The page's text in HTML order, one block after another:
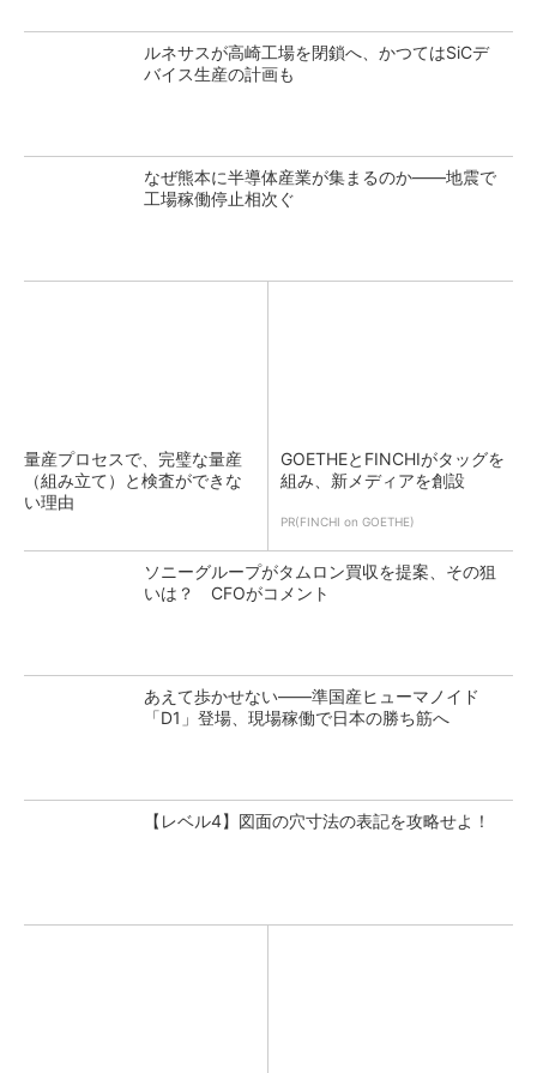
ルネサスが高崎工場を閉鎖へ、かつてはSiCデ
バイス生産の計画も
なぜ熊本に半導体産業が集まるのか――地震で
工場稼働停止相次ぐ
量産プロセスで、完璧な量産
（組み立て）と検査ができな
い理由
GOETHEとFINCHIがタッグを
組み、新メディアを創設
PR(FINCHI on GOETHE)
ソニーグループがタムロン買収を提案、その狙
いは？ CFOがコメント
あえて歩かせない――準国産ヒューマノイド
「D1」登場、現場稼働で日本の勝ち筋へ
【レベル4】図面の穴寸法の表記を攻略せよ！